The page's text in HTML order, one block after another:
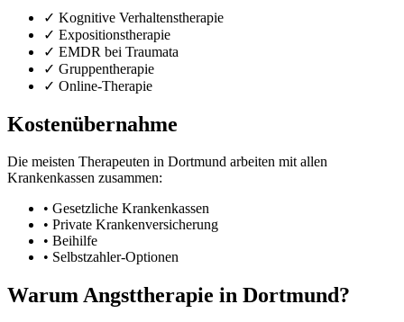
✓ Kognitive Verhaltenstherapie
✓ Expositionstherapie
✓ EMDR bei Traumata
✓ Gruppentherapie
✓ Online-Therapie
Kostenübernahme
Die meisten Therapeuten in Dortmund arbeiten mit allen
Krankenkassen zusammen:
• Gesetzliche Krankenkassen
• Private Krankenversicherung
• Beihilfe
• Selbstzahler-Optionen
Warum Angsttherapie in Dortmund?